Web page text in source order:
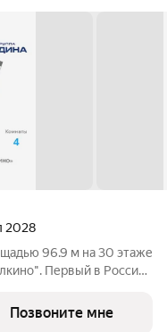
2028
96.9 м на 30 этаже
Первый в России
на границе с
Позвоните мне